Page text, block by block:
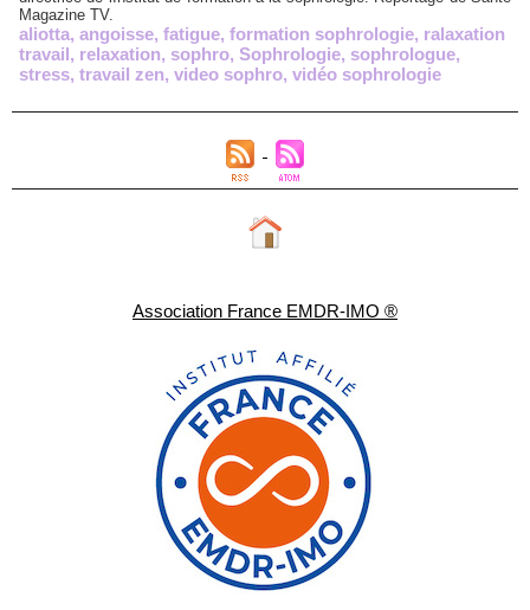
Association France EMDR-IMO ®
Magazine TV.
aliotta, angoisse, fatigue, formation sophrologie, ralaxation
travail, relaxation, sophro, Sophrologie, sophrologue,
stress, travail zen, video sophro, vidéo sophrologie